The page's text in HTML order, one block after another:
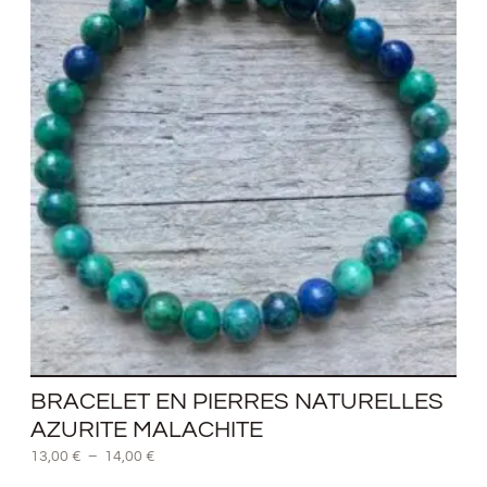
BRACELET EN PIERRES NATURELLES
AZURITE MALACHITE
13,00 € – 14,00 €
13,00 €
à
14,00 €